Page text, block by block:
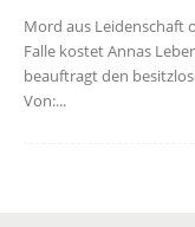
Mord aus Leidenschaft
Falle kostet Annas
beauftragt den
Von:...